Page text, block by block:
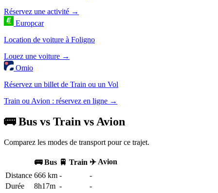
Réservez une activité →
Europcar
Location de voiture à Foligno
Louez une voiture →
Omio
Réservez un billet de Train ou un Vol
Train ou Avion : réservez en ligne →
🚌 Bus vs Train vs Avion
Comparez les modes de transport pour ce trajet.
🚌 Bus 🚆 Train ✈️ Avion
Distance 666 km -
-
Durée
8h17m -
-